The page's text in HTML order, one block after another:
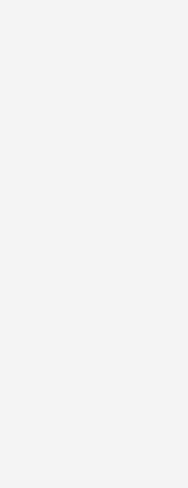
Bảng giá và
tại Bệnh viện
Bệnh viện Đa khoa
vắc-xin dành cho trẻ
phụ nữ chuẩn bị mang
chọn lọc kỹ lưỡng, có
hiệu uy tín trong và